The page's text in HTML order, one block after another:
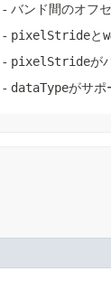
- バンド間のオフ
- pixelStrideと w
- pixelStrideが
- dataTypeがサポ